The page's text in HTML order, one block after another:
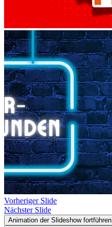
Vorheriger Slide
Nächster Slide
Animation der Slideshow fortführen